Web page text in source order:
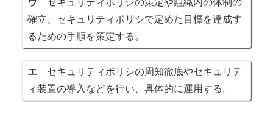
ウ セキュリティポリシの策定や組織内の体制の
確立、セキュリティポリシで定めた目標を達成す
るための手順を策定する。
エ セキュリティポリシの周知徹底やセキュリテ
ィ装置の導入などを行い、具体的に運用する。